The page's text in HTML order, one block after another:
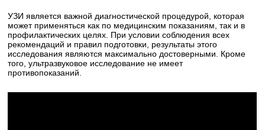
УЗИ является важной диагностической процедурой, которая
может применяться как по медицинским показаниям, так и в
профилактических целях. При условии соблюдения всех
рекомендаций и правил подготовки, результаты этого
исследования являются максимально достоверными. Кроме
того, ультразвуковое исследование не имеет
противопоказаний.